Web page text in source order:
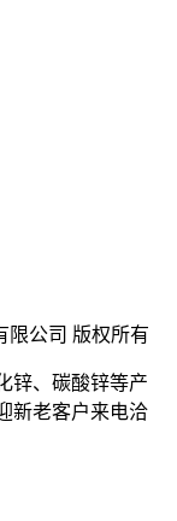
限公司 版权所有
锌、碳酸锌等产
新老客户来电洽